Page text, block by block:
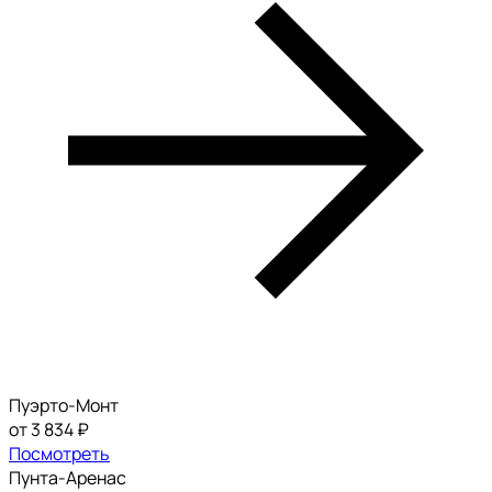
Пуэрто-Монт
от 3 834 ₽
Посмотреть
Пунта-Аренас